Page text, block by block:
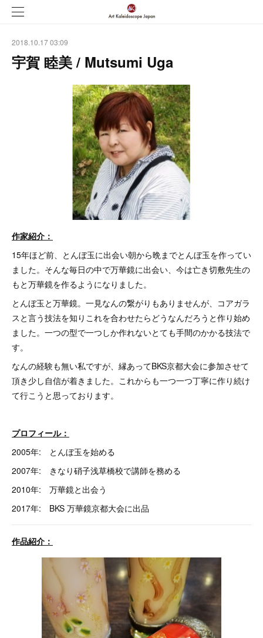
2018.10.17 03:09
宇賀 睦美 / Mutsumi Uga
作家紹介：
15年ほど前、とんぼ玉に出会い朝から晩までとんぼ玉を作ってい
ました。そんな毎日の中で万華鏡に出会い、今は亡き切敷先生の
もと万華鏡を作るようになりました。
とんぼ玉と万華鏡。一見なんの繋がりもありませんが、コアガラ
スと言う技法を知りこれを合わせたらどうなんだろうと作り始め
ました。一つの型で一つしか作れないとても手間のかかる技法で
す。
なんの経験も無い私ですが、縁あってBKS京都大会に参加させて
頂き少し自信が着きました。これからも一つ一つ丁寧に作り続け
て行こうと思っております。
プロフィール：
2005年: とんぼ玉を始める
2007年: きなり硝子浅草橋校で講師を務める
2010年: 万華鏡と出会う
2017年: BKS 万華鏡京都大会に出品
作品紹介：